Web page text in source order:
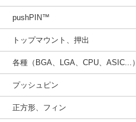
pushPIN™
トップマウント、押出
各種（BGA、LGA、CPU、ASIC...）
プッシュピン
正方形、フィン